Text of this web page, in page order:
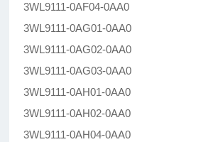
3WL9111-0AF04-0AA0
3WL9111-0AG01-0AA0
3WL9111-0AG02-0AA0
3WL9111-0AG03-0AA0
3WL9111-0AH01-0AA0
3WL9111-0AH02-0AA0
3WL9111-0AH04-0AA0